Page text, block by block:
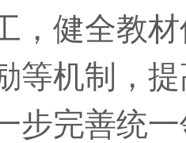
，健全教
等机制，
步完善统